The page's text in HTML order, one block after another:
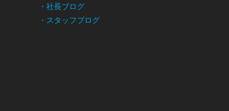
・社長ブログ
・スタッフブログ